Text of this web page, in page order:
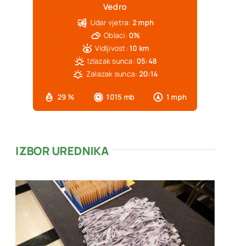
Vedro
29 % 1015 mb 1 mph
Udar vjetra: 2 mph
Oblaci: 0%
Vidljivost: 10 km
Izlazak sunca: 05:48
Zalazak sunca: 20:14
IZBOR UREDNIKA